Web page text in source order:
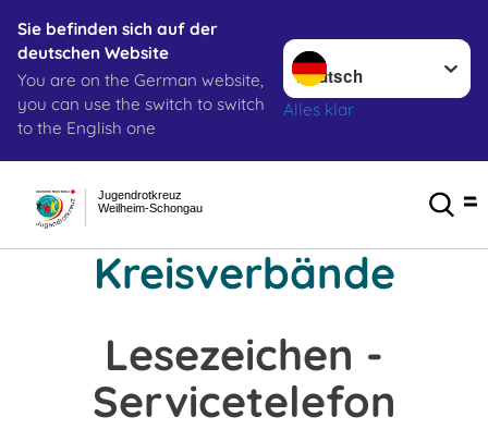
Sie befinden sich auf der
deutschen Website
You are on the German website,
you can use the switch to switch
to the English one
Sprache wechseln zu
Alles klar
Weilheim-Schongau
Jugendrotkreuz
Kreisverbände
Lesezeichen -
Servicetelefon